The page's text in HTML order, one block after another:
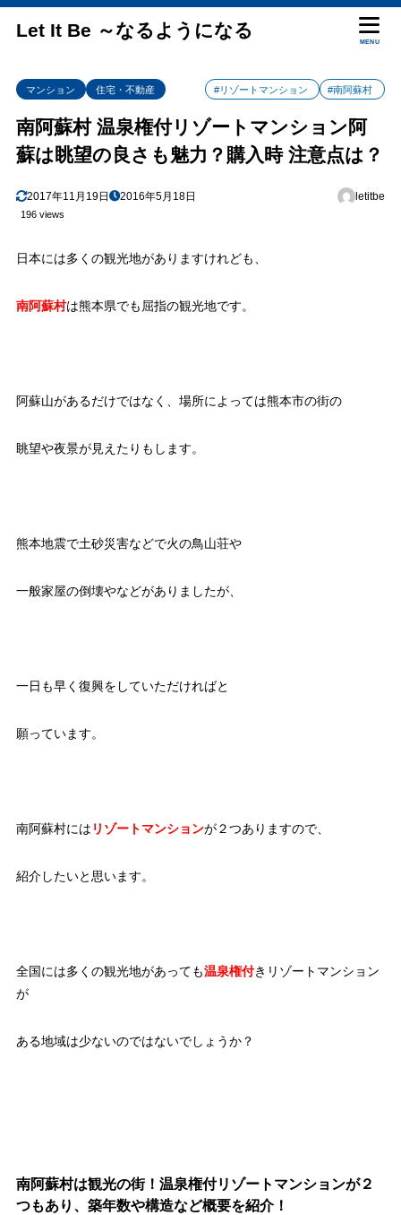
Let It Be ～なるようになる
MENU
マンション 住宅・不動産 #リゾートマンション #南阿蘇村
南阿蘇村 温泉権付リゾートマンション阿
蘇は眺望の良さも魅力？購入時 注意点は？
2017年11月19日 2016年5月18日 letitbe
196 views
日本には多くの観光地がありますけれども、
南阿蘇村は熊本県でも屈指の観光地です。
阿蘇山があるだけではなく、場所によっては熊本市の街の
眺望や夜景が見えたりもします。
熊本地震で土砂災害などで火の鳥山荘や
一般家屋の倒壊やなどがありましたが、
一日も早く復興をしていただければと
願っています。
南阿蘇村には リゾートマンションが２つありますので、
紹介したいと思います。
全国には多くの観光地があっても温泉権付きリゾートマンション
が
ある地域は少ないのではないでしょうか？
南阿蘇村は観光の街！温泉権付リゾートマンションが２
つもあり、築年数や構造など概要を紹介！